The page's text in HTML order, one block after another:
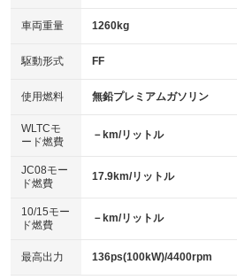
アイドリングストップ
：装備あり
USB入力端子
：装備あり
100V電源
：装備なし
センターデフロック
：装備なし
電動格納ミラー
：装備あり
キーレス
HID(キセノンライト)
：装備あり
バックカメラ
：装備なし
エアロ
：装備なし
：装備なし
パワーシート
ベンチシート
：装備なし
チップアップシート
：装備なし
車両重量 1260kg
駆動形式 FF
使用燃料 無鉛プレミアムガソリン
WLTCモ
ード燃費
－km/リットル
JC08モー
ド燃費
17.9km/リットル
10/15モー
ド燃費
－km/リットル
最高出力 136ps(100kW)/4400rpm